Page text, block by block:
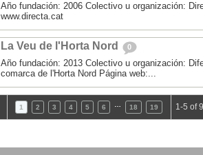
Año fundación: 2006 Colectivo u organización:
www.directa.cat
La Veu de l'Horta Nord 0
Año fundación: 2013 Colectivo u organización:
comarca de l'Horta Nord Página web:...
1 2 3 4 5 6 18 19 1-5 of